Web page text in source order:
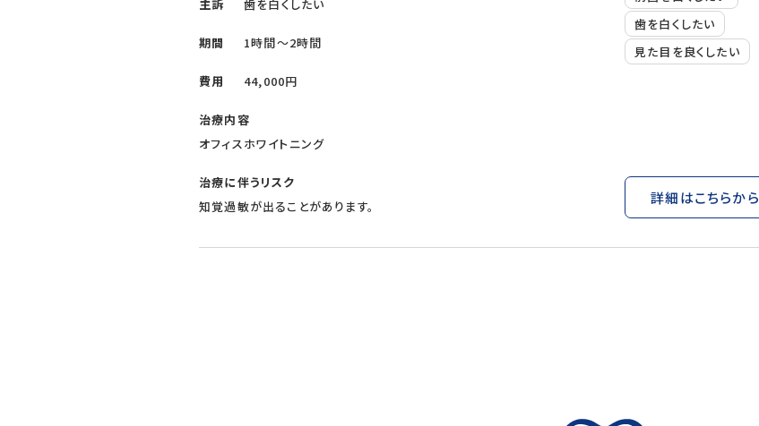
主訴 歯を白くしたい
期間 1時間～2時間
費用 44,000円
治療内容
オフィスホワイトニング
治療に伴うリスク
知覚過敏が出ることがあります。
歯を白くしたい
見た目を良くしたい
詳細はこちらから